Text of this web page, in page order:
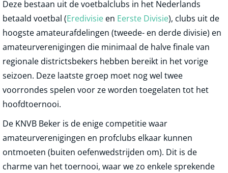
Deze bestaan uit de voetbalclubs in het Nederlands
betaald voetbal (Eredivisie en Eerste Divisie), clubs uit de
hoogste amateurafdelingen (tweede- en derde divisie) en
amateurverenigingen die minimaal de halve finale van
regionale districtsbekers hebben bereikt in het vorige
seizoen. Deze laatste groep moet nog wel twee
voorrondes spelen voor ze worden toegelaten tot het
hoofdtoernooi.
De KNVB Beker is de enige competitie waar
amateurverenigingen en profclubs elkaar kunnen
ontmoeten (buiten oefenwedstrijden om). Dit is de
charme van het toernooi, waar we zo enkele sprekende